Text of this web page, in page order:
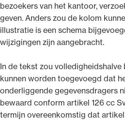
bezoekers van het kantoor,
geven. Anders zou de kolom
illustratie is een schema
wijzigingen zijn aangebracht.
In de tekst zou
kunnen worden toegevoegd dat
onderliggende gegevensdragers
bewaard conform artikel 126 cc
termijn overeenkomstig dat